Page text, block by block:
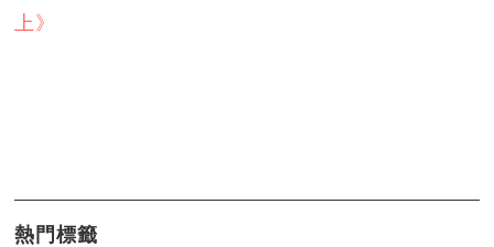
上》
熱門標籤